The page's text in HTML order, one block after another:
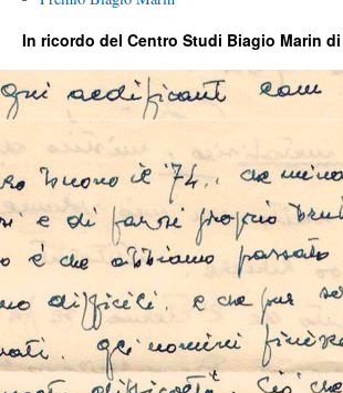
In ricordo del Centro Studi Biagio Marin di